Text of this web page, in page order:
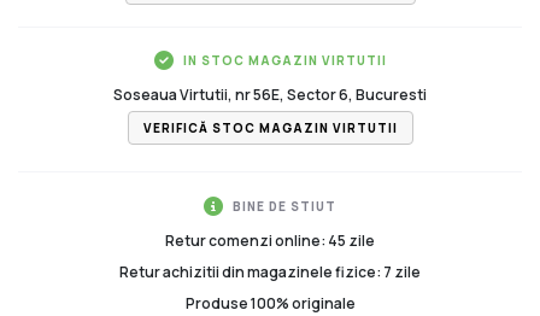
IN STOC MAGAZIN VIRTUTII
Soseaua Virtutii, nr 56E, Sector 6, Bucuresti
VERIFICĂ STOC MAGAZIN VIRTUTII
BINE DE STIUT
Retur comenzi online: 45 zile
Retur achizitii din magazinele fizice: 7 zile
Produse 100% originale